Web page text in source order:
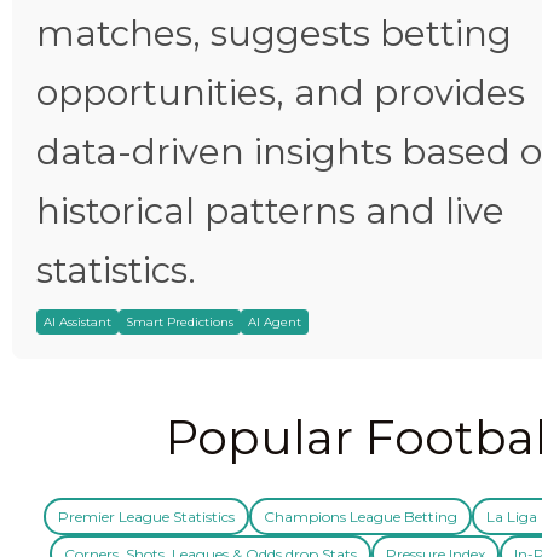
matches, suggests betting
opportunities, and provides
data-driven insights based
historical patterns and live
statistics.
AI Assistant Smart Predictions AI Agent
Popular
Premier League Statistics Champions League Betting La Liga